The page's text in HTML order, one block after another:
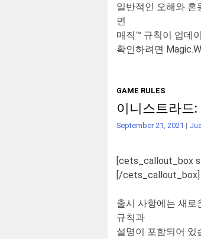
일반적인 오해와 혼
면
매직™ 규칙이 업데
확인하려면
GAME RULES
이니스트라드
September 21, 2021 |
[cets_callout_box
[/cets_callout_box]
출시 사항에는 새로
규칙과
설명이 포함되어 있